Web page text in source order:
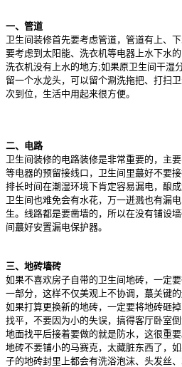
一、管道
卫生间装修首先要考虑管道，管道有上、
要考虑到太阳能、洗衣机等电器上水下水
洗衣机没有上水的地方;如果原卫生间干湿
留一个水龙头，可以留个涮洗拖把、打扫
次到位，生活中用起来很方便。
二、电路
卫生间装修的电路装修是非常重要的，主
等电器的预留接线口，卫生间里蕞好不要
排长时间在潮湿环境下肯定容易漏电，酿
卫生间也难免会有水花，万一迸溅也有漏
生。线路都是要凿墙的，所以在没有铺设
间蕞好安置漏电保护器。
三、地砖墙砖
如果不喜欢房子自带的卫生间地砖，一定
一部分，这样不仅美观上不协调，蕞关键
如果打算更换新的地砖，一定要将地砖砸
找平，不要因为小的失误，搞得客厅卧室
地面找平后接着要做的就是防水，这很重要
地砖不要铺小的马赛克，太藏脏东西了，
子的地砖封里上都会有洗浴泡沫、头发丝